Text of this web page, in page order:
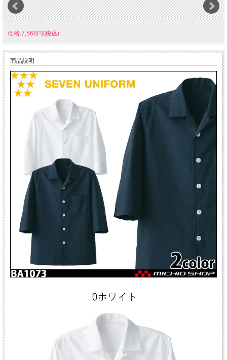
価格:7,568円(税込)
商品説明